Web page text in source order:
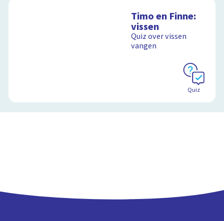
Timo en Finne:
vissen
Quiz over vissen
vangen
Quiz